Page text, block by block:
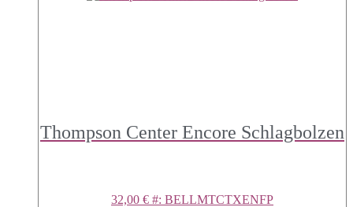
Produktseite
Thompson Center Encore Schlagbolzen
32,00 € #: BELLMTCTXENFP